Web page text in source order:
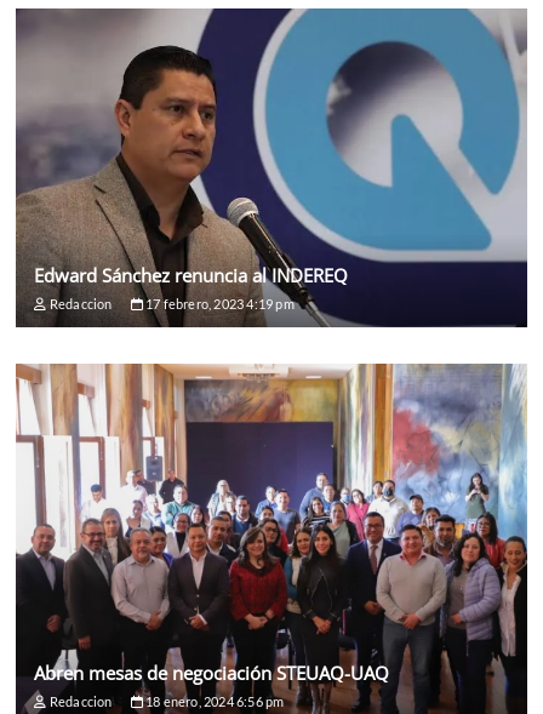
Edward Sánchez renuncia al INDEREQ
Redaccion 17 febrero, 2023 4:19 pm
Abren mesas de negociación STEUAQ-UAQ
Redaccion 18 enero, 2024 6:56 pm